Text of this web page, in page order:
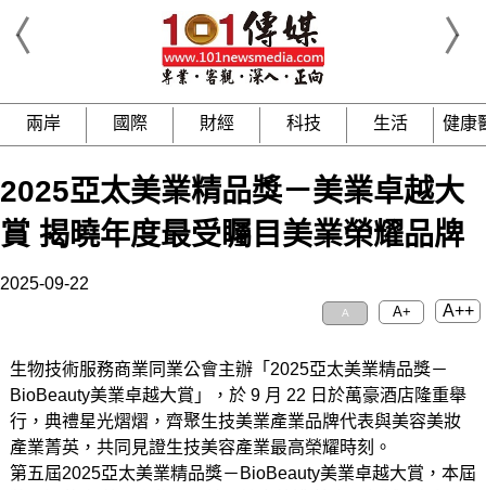
兩岸 國際 財經 科技 生活 健康
2025亞太美業精品獎－美業卓越大
賞 揭曉年度最受矚目美業榮耀品牌
2025-09-22
A A+ A++
生物技術服務商業同業公會主辦「2025亞太美業精品獎－
BioBeauty美業卓越大賞」，於 9 月 22 日於萬豪酒店隆重舉
行，典禮星光熠熠，齊聚生技美業產業品牌代表與美容美妝
產業菁英，共同見證生技美容產業最高榮耀時刻。
第五屆2025亞太美業精品獎－BioBeauty美業卓越大賞，本屆